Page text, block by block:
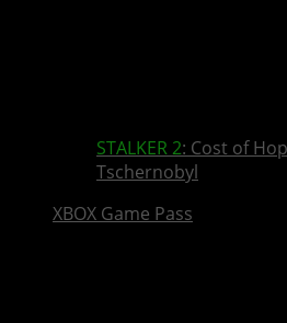
STALKER 2: Cost of
Tschernobyl
XBOX Game Pass